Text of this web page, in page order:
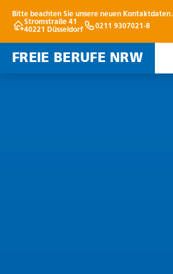
Bitte beachten Sie unsere neuen Kontaktdaten.
Stromstraße 41
40221 Düsseldorf
0211 9307021-8
FREIE BERUFE NRW